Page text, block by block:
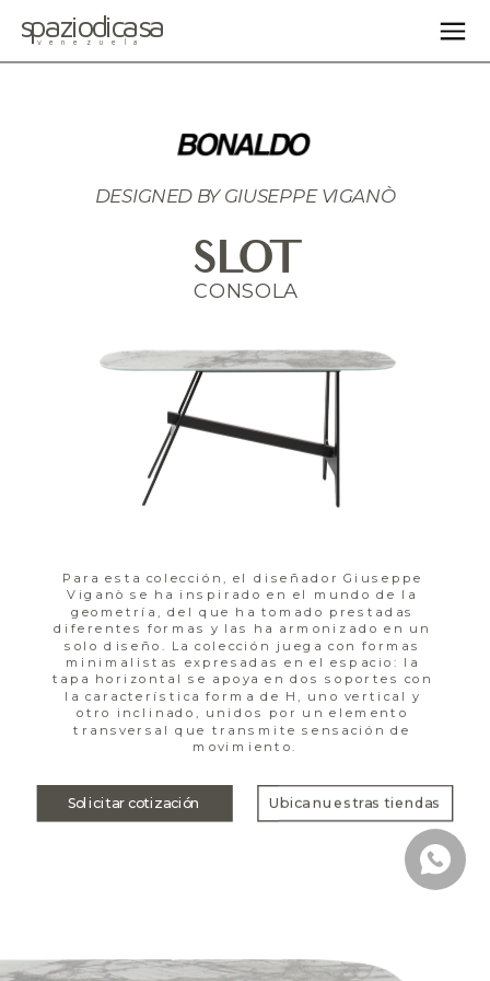
Ubica nuestras tiendas
Solicitar cotización
DESIGNED BY GIUSEPPE VIGANÒ
SLOT
CONSOLA
Para esta colección, el diseñador Giuseppe
Viganò se ha inspirado en el mundo de la
geometría, del que ha tomado prestadas
diferentes formas y las ha armonizado en un
solo diseño. La colección juega con formas
minimalistas expresadas en el espacio: la
tapa horizontal se apoya en dos soportes con
la característica forma de H, uno vertical y
otro inclinado, unidos por un elemento
transversal que transmite sensación de
movimiento.
spaziodicasa
venezuela